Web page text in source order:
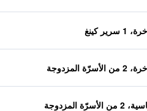
كينغ
المزدوجة
المزدوجة